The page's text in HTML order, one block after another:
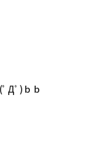
ﾟДﾟ)ｂｂ